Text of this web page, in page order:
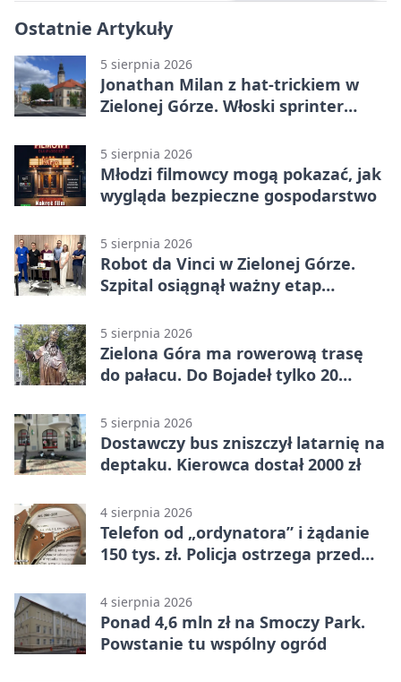
Ostatnie Artykuły
5 sierpnia 2026
Jonathan Milan z hat-trickiem w
Zielonej Górze. Włoski sprinter
5 sierpnia 2026
Młodzi filmowcy mogą pokazać, jak
wygląda bezpieczne gospodarstwo
5 sierpnia 2026
Robot da Vinci w Zielonej Górze.
Szpital osiągnął ważny etap
5 sierpnia 2026
Zielona Góra ma rowerową trasę
do pałacu. Do Bojadeł tylko 20
5 sierpnia 2026
Dostawczy bus zniszczył latarnię na
deptaku. Kierowca dostał 2000 zł
4 sierpnia 2026
Telefon od „ordynatora” i żądanie
150 tys. zł. Policja ostrzega przed
4 sierpnia 2026
Ponad 4,6 mln zł na Smoczy Park.
Powstanie tu wspólny ogród